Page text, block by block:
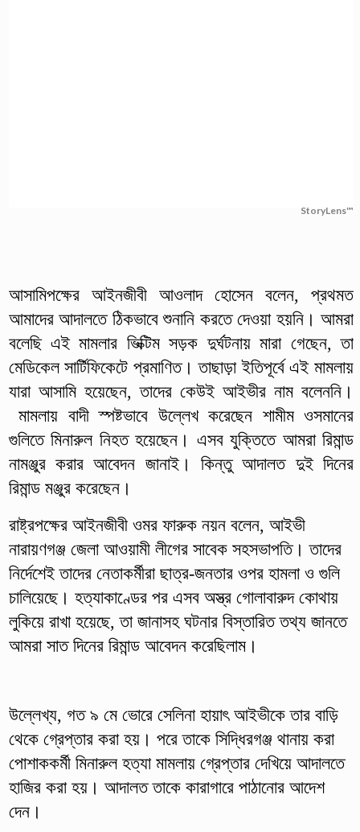
StoryLens™
আসামিপক্ষের আইনজীবী আওলাদ হোসেন বলেন, প্রথমত
আমাদের আদালতে ঠিকভাবে শুনানি করতে দেওয়া হয়নি। আমরা
বলেছি এই মামলার ভিক্টিম সড়ক দুর্ঘটনায় মারা গেছেন, তা
মেডিকেল সার্টিফিকেটে প্রমাণিত। তাছাড়া ইতিপূর্বে এই মামলায়
যারা আসামি হয়েছেন, তাদের কেউই আইভীর নাম বলেননি।
মামলায় বাদী স্পষ্টভাবে উল্লেখ করেছেন শামীম ওসমানের
গুলিতে মিনারুল নিহত হয়েছেন। এসব যুক্তিতে আমরা রিমান্ড
নামঞ্জুর করার আবেদন জানাই। কিন্তু আদালত দুই দিনের
রিমান্ড মঞ্জুর করেছেন।
রাষ্ট্রপক্ষের আইনজীবী ওমর ফারুক নয়ন বলেন, আইভী
নারায়ণগঞ্জ জেলা আওয়ামী লীগের সাবেক সহসভাপতি। তাদের
নির্দেশেই তাদের নেতাকর্মীরা ছাত্র-জনতার ওপর হামলা ও গুলি
চালিয়েছে। হত্যাকাণ্ডের পর এসব অস্ত্র গোলাবারুদ কোথায়
লুকিয়ে রাখা হয়েছে, তা জানাসহ ঘটনার বিস্তারিত তথ্য জানতে
আমরা সাত দিনের রিমান্ড আবেদন করেছিলাম।
উল্লেখ্য, গত ৯ মে ভোরে সেলিনা হায়াৎ আইভীকে তার বাড়ি
থেকে গ্রেপ্তার করা হয়। পরে তাকে সিদ্ধিরগঞ্জ থানায় করা
পোশাককর্মী মিনারুল হত্যা মামলায় গ্রেপ্তার দেখিয়ে আদালতে
হাজির করা হয়। আদালত তাকে কারাগারে পাঠানোর আদেশ
দেন।